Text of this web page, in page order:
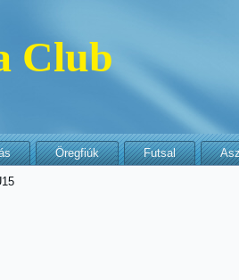
Club
Öregfiúk Futsal